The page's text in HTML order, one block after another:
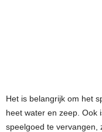
Het is belangrijk om het
heet water en zeep. Ook
speelgoed te vervangen,